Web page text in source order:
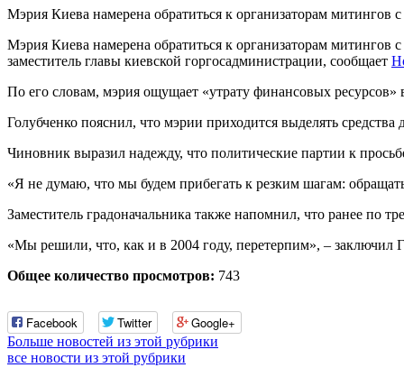
Мэрия Киева намерена обратиться к организаторам митингов
Мэрия Киева намерена обратиться к организаторам
заместитель главы киевской горгосадминистрации, сообщает
По его словам, мэрия ощущает «утрату финансовых ресурсов»
Голубченко пояснил, что мэрии приходится выделять
Чиновник выразил надежду, что политические партии к
«Я не думаю, что мы будем прибегать к резким шагам:
Заместитель градоначальника также напомнил, что ранее по
«Мы решили, что, как и в 2004 году, перетерпим», – заключил
Общее количество просмотров: 743
Facebook Twitter Google+
Больше новостей из этой рубрики
все новости из этой рубрики